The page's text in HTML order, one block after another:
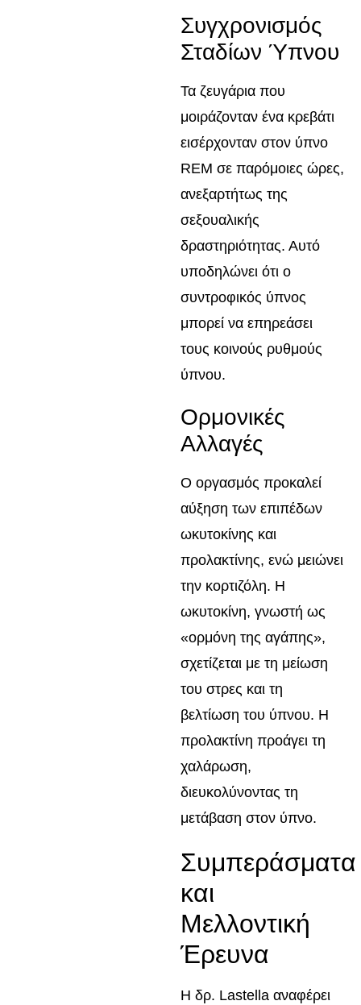
Συγχρονισμός
Σταδίων Ύπνου
Τα ζευγάρια που
μοιράζονταν ένα κρεβάτι
εισέρχονταν στον ύπνο
REM σε παρόμοιες ώρες,
ανεξαρτήτως της
σεξουαλικής
δραστηριότητας. Αυτό
υποδηλώνει ότι ο
συντροφικός ύπνος
μπορεί να επηρεάσει
τους κοινούς ρυθμούς
ύπνου.
Ορμονικές
Αλλαγές
Ο οργασμός προκαλεί
αύξηση των επιπέδων
ωκυτοκίνης και
προλακτίνης, ενώ μειώνει
την κορτιζόλη. Η
ωκυτοκίνη, γνωστή ως
«ορμόνη της αγάπης»,
σχετίζεται με τη μείωση
του στρες και τη
βελτίωση του ύπνου. Η
προλακτίνη προάγει τη
χαλάρωση,
διευκολύνοντας τη
μετάβαση στον ύπνο.
Συμπεράσματα
και
Μελλοντική
Έρευνα
Η δρ. Lastella αναφέρει